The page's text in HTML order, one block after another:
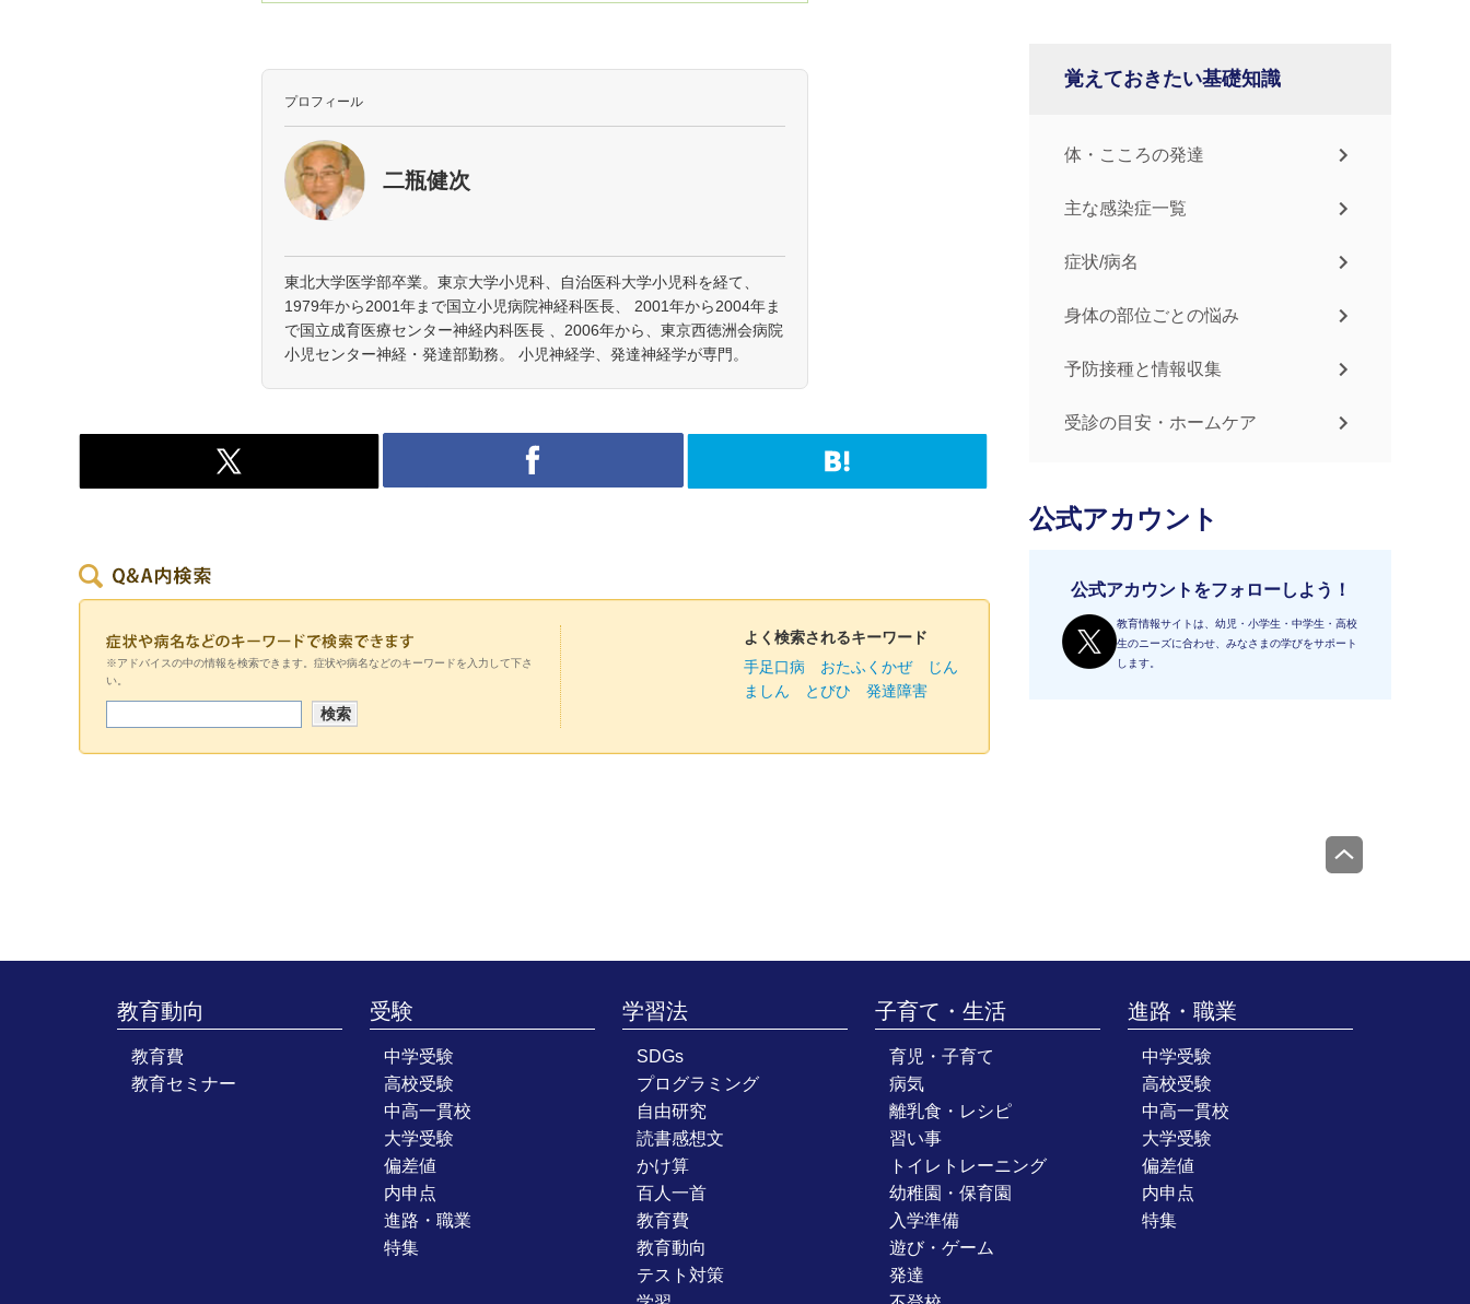
プロフィール
二瓶健次
東北大学医学部卒業。東京大学小児科、自治医科大学小児科を経て、
1979年から2001年まで国立小児病院神経科医長、 2001年から2004年ま
で国立成育医療センター神経内科医長 、2006年から、東京西徳洲会病院
小児センター神経・発達部勤務。 小児神経学、発達神経学が専門。
※アドバイスの中の情報を検索できます。症状や病名などのキーワードを入力して下さ
い。
よく検索されるキーワード
手足口病
おたふくかぜ
じん
ましん
とびひ 発達障害
覚えておきたい基礎知識
体・こころの発達
主な感染症一覧
症状/病名
身体の部位ごとの悩み
予防接種と情報収集
受診の目安・ホームケア
公式アカウント
公式アカウントをフォローしよう！
教育情報サイトは、幼児・小学生・中学生・高校
生のニーズに合わせ、みなさまの学びをサポート
します。
教育動向
教育費
教育セミナー
受験
中学受験
高校受験
中高一貫校
大学受験
偏差値
内申点
進路・職業
特集
学習法
SDGs
プログラミング
自由研究
読書感想文
かけ算
百人一首
教育費
教育動向
テスト対策
子育て・生活
育児・子育て
病気
離乳食・レシピ
習い事
トイレトレーニング
幼稚園・保育園
入学準備
遊び・ゲーム
発達
進路・職業
中学受験
高校受験
中高一貫校
大学受験
偏差値
内申点
特集